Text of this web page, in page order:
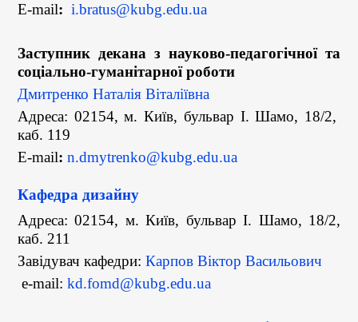
E-mail: i.bratus@kubg.edu.ua
Заступник декана з науково-педагогічної та
соціально-гуманітарної роботи
Дмитренко Наталія Віталіївна
Адреса: 02154, м. Київ, бульвар І. Шамо, 18/2,
каб. 119
E-mail: n.dmytrenko@kubg.edu.ua
Кафедра дизайну
Адреса: 02154, м. Київ, бульвар І. Шамо, 18/2,
каб. 211
Завідувач кафедри: Карпов Віктор Васильович
e-mail: kd.fomd@kubg.edu.ua